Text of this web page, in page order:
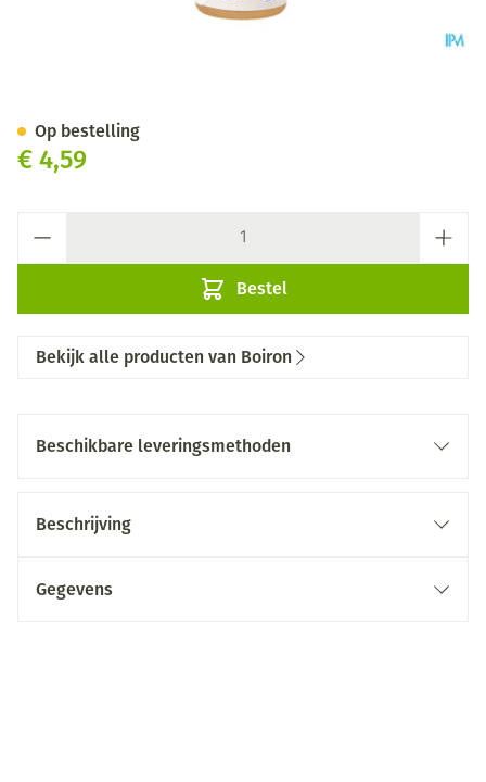
€ 4,59
Bestel
Op bestelling
Bekijk alle producten van Boiron
Beschikbare leveringsmethoden
Beschrijving
Gegevens